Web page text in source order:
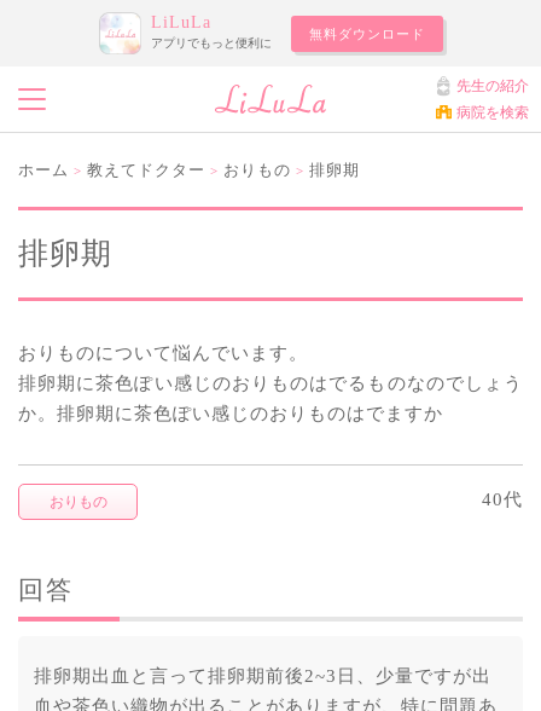
LiLuLa
アプリでもっと便利に
無料ダウンロード
先生の紹介
病院を検索
ホーム > 教えてドクター > おりもの > 排卵期
排卵期
おりものについて悩んでいます。
排卵期に茶色ぽい感じのおりものはでるものなのでしょう
か。排卵期に茶色ぽい感じのおりものはでますか
おりもの 40代
回答
排卵期出血と言って排卵期前後2~3日、少量ですが出
血や茶色い織物が出ることがありますが、特に問題あ